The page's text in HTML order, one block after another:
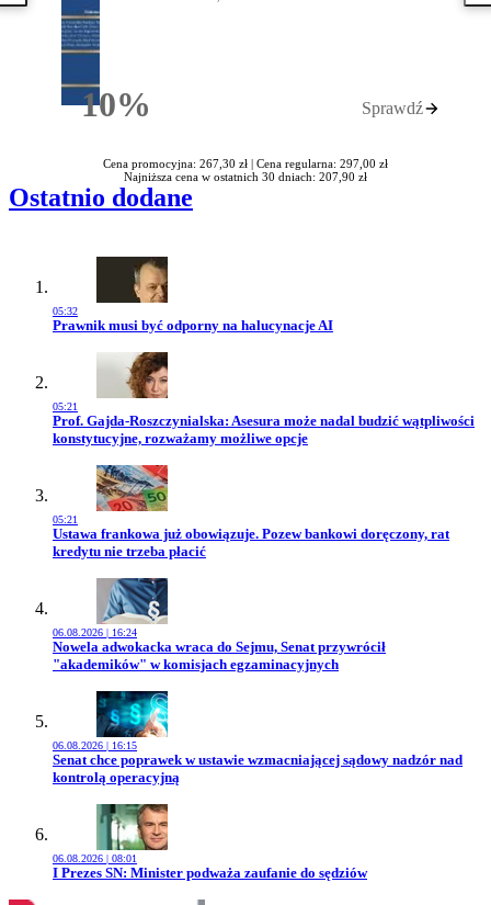
10%Rabatu Sprawdź
Cena promocyjna: 267,30 zł | Cena regularna: 297,00 zł
Najniższa cena w ostatnich 30 dniach: 207,90 zł
Ostatnio dodane
05:32
Przejdź do artykułu:
Prawnik musi być odporny na halucynacje AI
05:21
Przejdź do artykułu:
Prof. Gajda-Roszczynialska: Asesura może nadal budzić wątpliwości
konstytucyjne, rozważamy możliwe opcje
05:21
Przejdź do artykułu:
Ustawa frankowa już obowiązuje. Pozew bankowi doręczony, rat
kredytu nie trzeba płacić
06.08.2026 | 16:24
Przejdź do artykułu:
Nowela adwokacka wraca do Sejmu, Senat przywrócił
"akademików" w komisjach egzaminacyjnych
06.08.2026 | 16:15
Przejdź do artykułu:
Senat chce poprawek w ustawie wzmacniającej sądowy nadzór nad
kontrolą operacyjną
06.08.2026 | 08:01
Przejdź do artykułu:
I Prezes SN: Minister podważa zaufanie do sędziów